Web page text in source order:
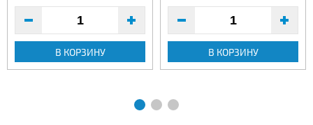
В КОРЗИНУ В КОРЗИНУ